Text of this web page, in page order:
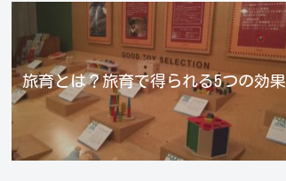
旅育とは？旅育で得られる5つの効果